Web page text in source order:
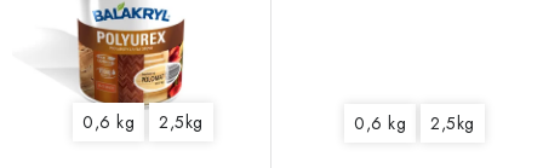
0,6 kg 2,5kg 0,6 kg 2,5kg